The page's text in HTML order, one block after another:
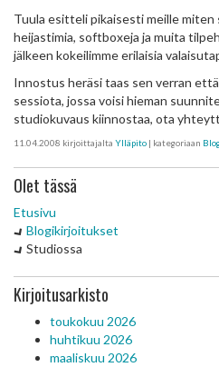
Tuula esitteli pikaisesti meille miten
heijastimia, softboxeja ja muita
jälkeen kokeilimme erilaisia
Innostus heräsi taas sen verran
sessiota, jossa voisi hieman
studiokuvaus kiinnostaa, ota
11.04.2008 kirjoittajalta Ylläpito | kategoriaan
Olet tässä
Etusivu
Blogikirjoitukset
Studiossa
Kirjoitusarkisto
toukokuu 2026
huhtikuu 2026
maaliskuu 2026